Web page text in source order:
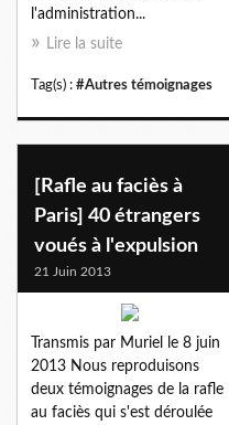
l'administration...
Lire la suite
Tag(s) : #Autres témoignages
[Rafle au faciès à
Paris] 40 étrangers
voués à l'expulsion
21 Juin 2013
Transmis par Muriel le 8 juin
2013 Nous reproduisons
deux témoignages de la rafle
au faciès qui s'est déroulée